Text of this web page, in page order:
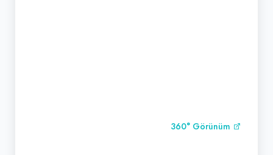
360° Görünüm